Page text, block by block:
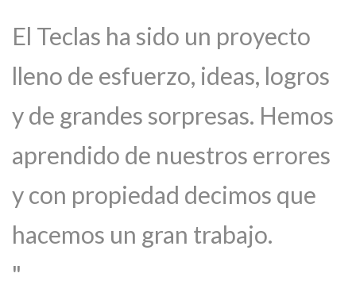
El Teclas ha sido un proyecto
lleno de esfuerzo, ideas, logros
y de grandes sorpresas. Hemos
aprendido de nuestros errores
y con propiedad decimos que
hacemos un gran trabajo.